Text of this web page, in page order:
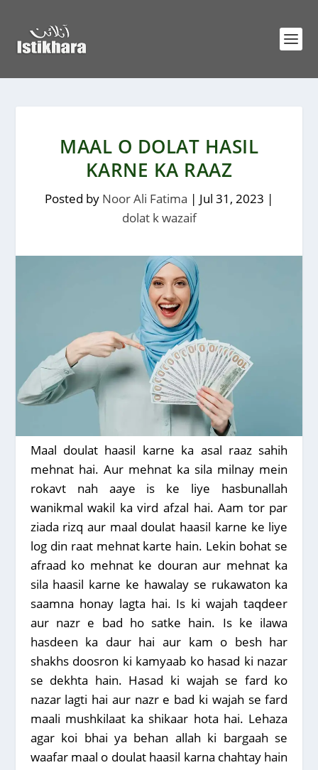
MAAL O DOLAT HASIL
KARNE KA RAAZ
Posted by Noor Ali Fatima | Jul 31, 2023 |
dolat k wazaif
Maal doulat haasil karne ka asal raaz sahih
mehnat hai. Aur mehnat ka sila milnay mein
rokavt nah aaye is ke liye hasbunallah
wanikmal wakil ka vird afzal hai. Aam tor par
ziada rizq aur maal doulat haasil karne ke liye
log din raat mehnat karte hain. Lekin bohat se
afraad ko mehnat ke douran aur mehnat ka
sila haasil karne ke hawalay se rukawaton ka
saamna honay lagta hai. Is ki wajah taqdeer
aur nazr e bad ho satke hain. Is ke ilawa
hasdeen ka daur hai aur kam o besh har
shakhs doosron ki kamyaab ko hasad ki nazar
se dekhta hain. Hasad ki wajah se fard ko
nazar lagti hai aur nazr e bad ki wajah se fard
maali mushkilaat ka shikaar hota hai. Lehaza
agar koi bhai ya behan allah ki bargaah se
waafar maal o doulat haasil karna chahtay hain